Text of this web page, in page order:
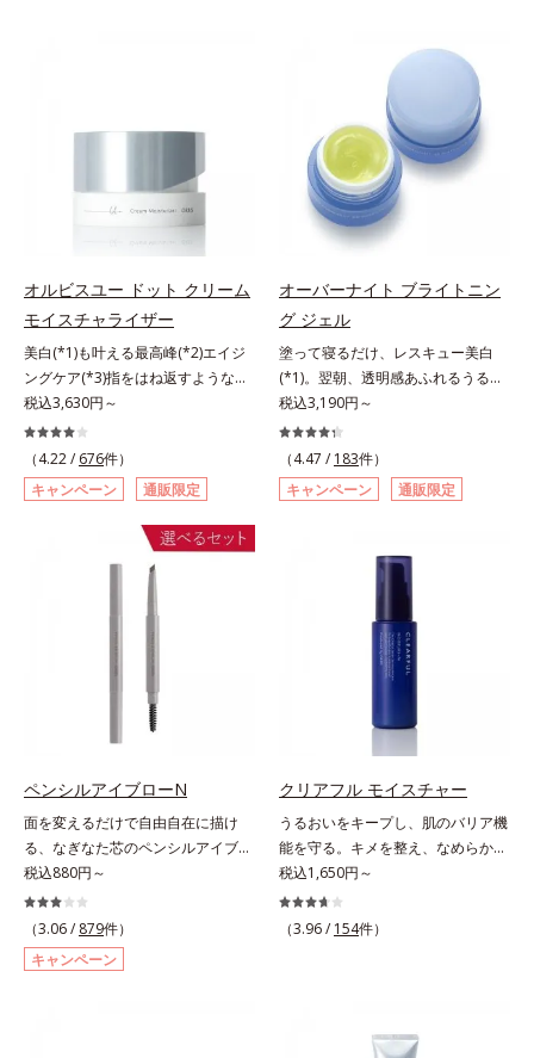
めるような加工を行う）」。不要と
いパワーを引き出し、サイエンスの
力でまっさらな素肌へと導くクリー
ンビューティブランドです。
採用しました。吸収が穏やかで、腹
持ちがいいのもポイントです。体を
作る材料であるたんぱく質12g(*1)
をメインに、美を引き出すコラーゲ
ン5,000mgも配合。さらにリズムを
支える鉄分やビタミン6種(*2)、食
物繊維など、女性が不足しがちな栄
養素を豊富に含み、大人女性の健康
美を総合的に支えます。甘さ控えめ
味展開。プロテイン独特のにおいや
クセが少なく、水に溶けやすいの
で、手軽においしくたんぱく質を摂
れます。*1 1杯分（約27g）当り。
コラーゲン含む。*2 ビタミンB1、
B2、B6、B12、ナイアシン、パン
トテン酸各商品の詳しい情報は商品
ページをご覧ください。・BEAUTY
夏祭りは、こちら
オルビスユー ドット クリーム
モイスチャライザー
美白(*1)も叶える最高峰(*2)エイジ
ングケア(*3)指をはね返すような弾
力感が宿るハリ感 濃密フィットク
リーム。ハリも透明感(*4)も結果主
義。年齢サイン(*5)の因子に着目し
た肌科学エイジングケア(*3)シリー
ズ。オルビスユー ドットシリーズ
は、年齢による肌悩み一つ一つを対
処するのではなく、肌で起きている
ことの根本原因に着目。加齢ととも
に現れる年齢サインについて研究を
進めたところ、弾力感のない状態で
感のなさ」が、大人の肌印象に大き
な影響を与えていることがわかりま
シリーズは美容成分(*7)として
「G.D.F.アクティベーター(*8)」を
配合。そして、従来から配合してい
る美白(*1)有効成分「トラネキサム
酸」を配合しました。さらに、シリ
ーズ共通の美容成分「GLルートブ
ースター(*9)」を配合することで、
肌のふっくら感や透明感を叶えま
税込3,630円～
（4.22 / 676件）
キャンペーン
通販限定
オーバーナイト ブライトニン
グ ジェル
塗って寝るだけ、レスキュー美白
(*1)。翌朝、透明感あふれるうるぷ
る肌を叶える、お守り涼感ジェルパ
ック。紫外線を浴びた日の夜は、ひ
んやり気持ちいいジェルでお肌をレ
スキュー！ メラニンの産生指令が
活発になる夜の肌環境に着目して、
(*2)ツヤ肌”へと整える夜用ジェルパ
ックです。ぷるぷるジェルを肌にの
せると、シートマスクのようにピタ
ッと密着。水ハリ膜が肌のうるおい
をキープしながら、やわらかさをア
ップ。美白(*1)と保湿の両方にアプ
SG(*3)」、肌荒れや日焼けによる肌
のほてりを予防する「グリチルリチ
ン酸ジカリウム(*4)」など、たっぷ
りの保湿成分が浸透しやすい肌環境
を叶えます。はじめはピタッと密着
するテクスチャーは、肌になじむご
とにもっちり質感に、最後はなめら
かな水膜へと3変化。普段の保湿液
をこのジェルにおきかえて塗って眠
*2 美白（メラニンの生成を抑え、
税込3,190円～
（4.47 / 183件）
キャンペーン
通販限定
ペンシルアイブローN
面を変えるだけで自由自在に描け
る、なぎなた芯のペンシルアイブロ
ー。角度を変えるだけで自由自在に
描けるペンシルアイブローです。な
ぎなた芯だから、接地面を変えるだ
けで太い線から細い線まで、テクニ
ックいらずで簡単に。スムースライ
税込880円～
（3.06 / 879件）
キャンペーン
クリアフル モイスチャー
うるおいをキープし、肌のバリア機
能を守る。キメを整え、なめらかな
肌にするニキビ対策保湿液。「ニキ
ビをくり返してしまう」「毛穴目立
ちが気になる」「マスク生活であご
にWでアプローチする、薬用ニキビ
税込1,650円～
（3.96 / 154件）